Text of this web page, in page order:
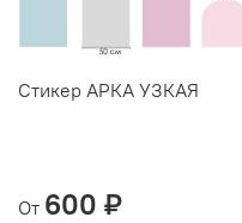
Стикер АРКА УЗКАЯ
От 600 ₽